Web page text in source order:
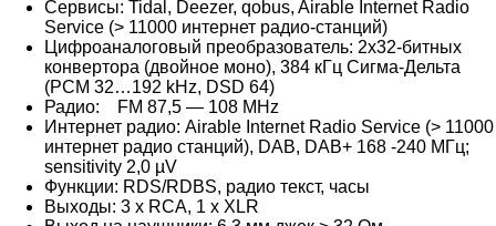
Сервисы: Tidal, Deezer, qobus, Airable Internet Radio
Service (> 11000 интернет радио-станций)
Цифроаналоговый преобразователь: 2х32-битных
конвертора (двойное моно), 384 кГц Cигма-Дельта
(PCM 32…192 kHz, DSD 64)
Радио: FM 87,5 — 108 MHz
Интернет радио: Airable Internet Radio Service (> 11000
интернет радио станций), DAB, DAB+ 168 -240 МГц;
sensitivity 2,0 µV
Функции: RDS/RDBS, радио текст, часы
Выходы: 3 x RCA, 1 x XLR